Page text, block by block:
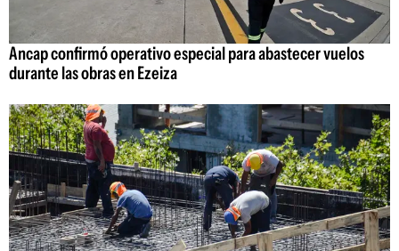
Ancap confirmó operativo especial para abastecer vuelos
durante las obras en Ezeiza